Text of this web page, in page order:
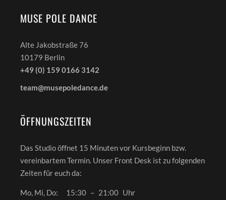
MUSE POLE DANCE
Alte Jakobstraße 76
10179 Berlin
+49 (0) 159 0166 3142
team@musepoledance.de
ÖFFNUNGSZEITEN
Das Studio öffnet 15 Minuten vor Kursbeginn bzw.
vereinbartem Termin. Unser Front Desk ist zu folgenden
Zeiten für euch da:
Mo, Mi, Do: 15:30 – 21:00 Uhr